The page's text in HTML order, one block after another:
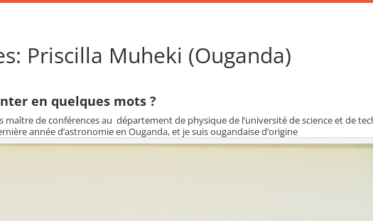
Priscilla Muheki (Ouganda)
en quelques mots ?
maître de conférences au département de physique de l’université de science et de
année d’astronomie en Ouganda, et je suis ougandaise d’origine